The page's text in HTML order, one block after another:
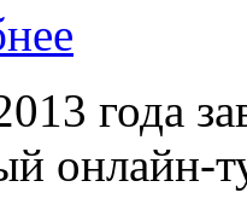
года
онлайн-